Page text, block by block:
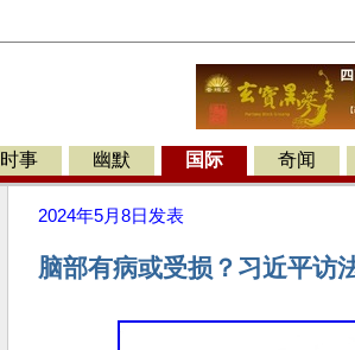
时事 幽默 国际 奇闻
2024年5月8日 发表
脑部有病或受损？习近平访